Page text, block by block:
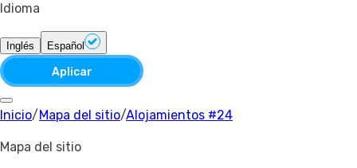
Idioma
Inglés Español
Aplicar
Inicio/ Mapa del sitio/Alojamientos #24
Mapa del sitio